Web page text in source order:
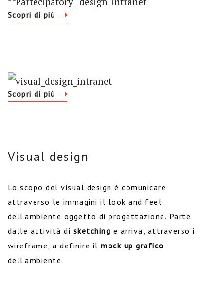
Scopri di più
Scopri di più
Visual design
Lo scopo del visual design è comunicare
attraverso le immagini il look and feel
dell’ambiente oggetto di progettazione. Parte
dalle attività di sketching e arriva, attraverso i
wireframe, a definire il mock up grafico
dell’ambiente.